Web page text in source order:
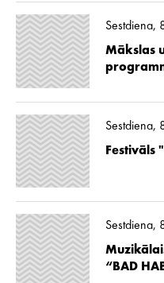
Sestdiena,
Mākslas
Sestdiena,
Festivāls
Sestdiena,
“BAD